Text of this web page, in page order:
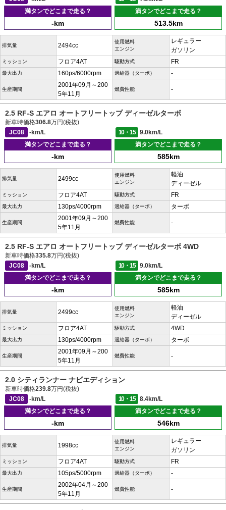
満タンでどこまで走る？
-km
満タンでどこまで走る？
513.5km
排気量 2494cc
使用燃料
エンジン
レギュラー
ガソリン
ミッション フロア4AT 駆動方式 FR
最大出力 160ps/6000rpm 過給器（ターボ） -
生産期間
2001年09月～200
5年11月
燃費性能 -
2.5 RF-S エアロ オートフリートップ ディーゼルターボ
新車時価格306.8万円(税抜)
JC08
-km/L 10・15
9.0km/L
満タンでどこまで走る？
-km
満タンでどこまで走る？
585km
排気量 2499cc
使用燃料
エンジン
軽油
ディーゼル
ミッション フロア4AT 駆動方式 FR
最大出力 130ps/4000rpm 過給器（ターボ） ターボ
生産期間
2001年09月～200
5年11月
燃費性能 -
2.5 RF-S エアロ オートフリートップ ディーゼルターボ 4WD
新車時価格335.8万円(税抜)
JC08
-km/L 10・15
9.0km/L
満タンでどこまで走る？
-km
満タンでどこまで走る？
585km
排気量 2499cc
使用燃料
エンジン
軽油
ディーゼル
ミッション フロア4AT 駆動方式 4WD
最大出力 130ps/4000rpm 過給器（ターボ） ターボ
生産期間
2001年09月～200
5年11月
燃費性能 -
2.0 シティランナー ナビエディション
新車時価格239.8万円(税抜)
JC08
-km/L 10・15
8.4km/L
満タンでどこまで走る？
-km
満タンでどこまで走る？
546km
排気量 1998cc
使用燃料
エンジン
レギュラー
ガソリン
ミッション フロア4AT 駆動方式 FR
最大出力 105ps/5000rpm 過給器（ターボ） -
生産期間
2002年04月～200
5年11月
燃費性能 -